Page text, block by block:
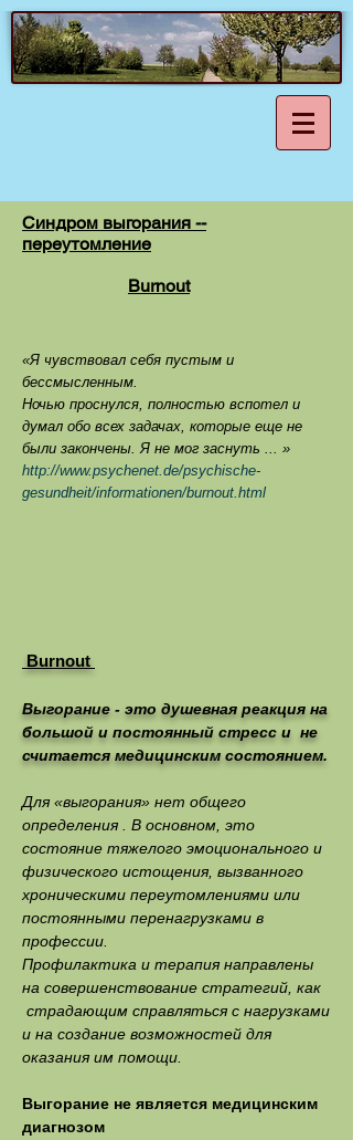
Синдром выгорания --
переутомление
Burnout
«Я чувствовал себя пустым и
бессмысленным.
Ночью проснулся, полностью вспотел и
думал обо всех задачах, которые еще не
были закончены. Я не мог заснуть ... »
http://www.psychenet.de/psychische-
gesundheit/informationen/burnout.html
Burnout
Выгорание - это душевная реакция на
большой и постоянный стресс и не
считается медицинским состоянием.
Для «выгорания» нет общего
определения . В основном, это
состояние тяжелого эмоционального и
физического истощения, вызванного
хроническими переутомлениями или
постоянными перенагрузками в
профессии.
Профилактика и терапия направлены
на совершенствование стратегий, как
страдающим справляться с нагрузками
и на создание возможностей для
оказания им помощи.
Выгорание не является медицинским
диагнозом